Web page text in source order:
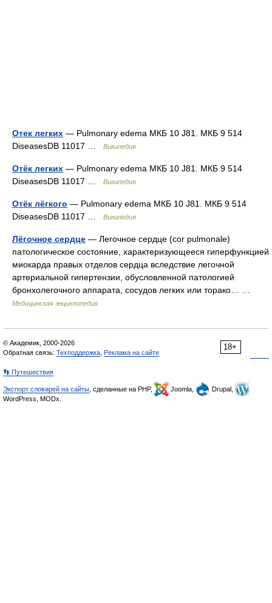
Отек легких — Pulmonary edema МКБ 10 J81. МКБ 9 514
DiseasesDB 11017 …
Википедия
Отёк легких — Pulmonary edema МКБ 10 J81. МКБ 9 514
DiseasesDB 11017 …
Википедия
Отёк лёгкого — Pulmonary edema МКБ 10 J81. МКБ 9 514
DiseasesDB 11017 …
Википедия
Лёгочное сердце — Легочное сердце (cor pulmonale)
патологическое состояние, характеризующееся гиперфункцией
миокарда правых отделов сердца вследствие легочной
артериальной гипертензии, обусловленной патологией
бронхолегочного аппарата, сосудов легких или торако… …
Медицинская энциклопедия
18+
© Академик, 2000-2026
Обратная связь: Техподдержка Реклама на сайте
👣 Путешествия
Экспорт словарей на сайты , сделанные на PHP, Joomla,
Drupal,
WordPress, MODx.